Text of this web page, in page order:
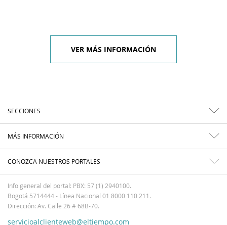
VER MÁS INFORMACIÓN
SECCIONES
MÁS INFORMACIÓN
CONOZCA NUESTROS PORTALES
Info general del portal: PBX: 57 (1) 2940100.
Bogotá 5714444 - Línea Nacional 01 8000 110 211.
Dirección: Av. Calle 26 # 68B-70.
servicioalclienteweb@eltiempo.com